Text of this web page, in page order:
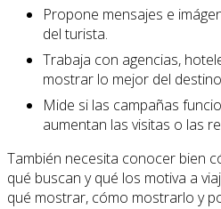
Propone mensajes e
del turista.
Trabaja con agencias,
mostrar lo mejor del
Mide si las campañas
aumentan las visitas o las
También necesita conocer bien
qué buscan y qué los motiva a
qué mostrar, cómo mostrarlo y